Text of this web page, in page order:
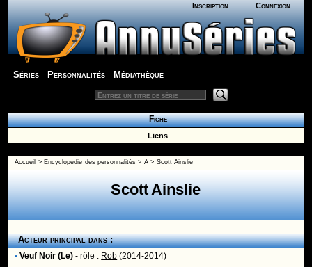
Inscription Connexion
Séries Personnalités Médiathèque
Fiche
Liens
Accueil > Encyclopédie des personnalités > A> Scott Ainslie
Scott Ainslie
Acteur principal dans :
• Veuf Noir (Le) - rôle : Rob (2014-2014)